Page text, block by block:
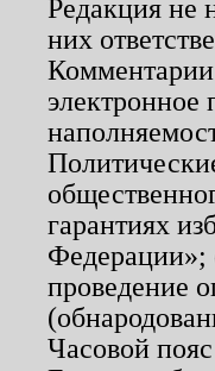
Редакция не
них
электронное
гарантиях
Федерации»;
проведение
Часовой